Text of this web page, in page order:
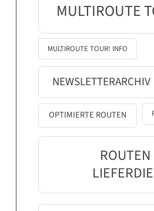
MULTIROUTE
MULTIROUTE TOUR! INFO
NEWSLETTERARCHIV
OPTIMIERTE ROUTEN